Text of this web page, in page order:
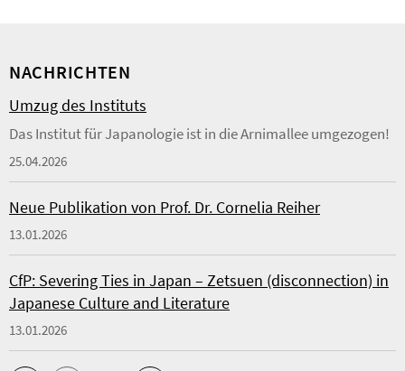
NACHRICHTEN
Umzug des Instituts
Das Institut für Japanologie ist in die Arnimallee umgezogen!
25.04.2026
Neue Publikation von Prof. Dr. Cornelia Reiher
13.01.2026
CfP: Severing Ties in Japan – Zetsuen (disconnection) in
Japanese Culture and Literature
13.01.2026